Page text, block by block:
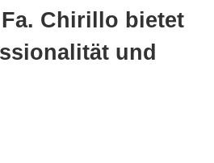
Chirillo bietet
und